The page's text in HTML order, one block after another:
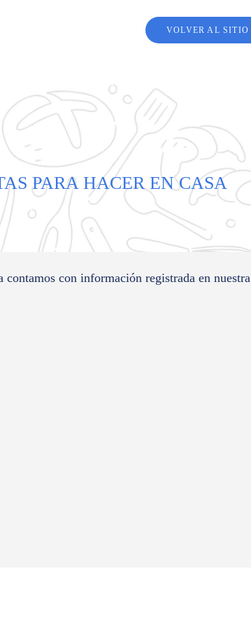
VOLVER AL SITIO
PARA HACER EN CASA
con información registrada en nuestra